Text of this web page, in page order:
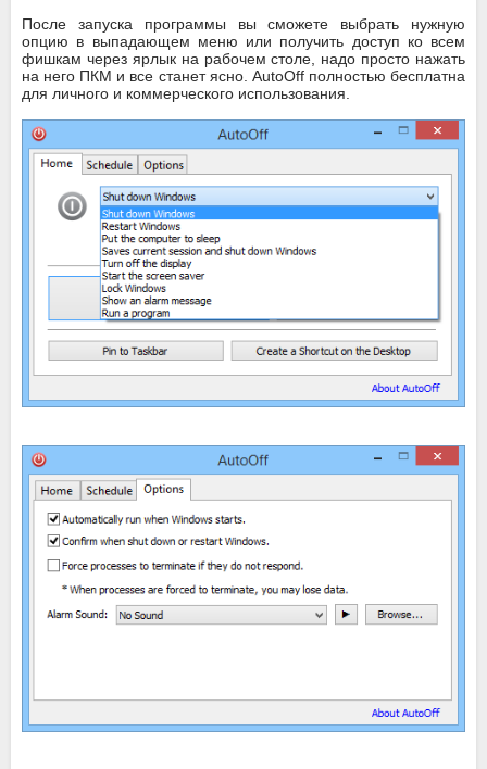
После запуска программы вы сможете выбрать нужную
опцию в выпадающем меню или получить доступ ко всем
фишкам через ярлык на рабочем столе, надо просто нажать
на него ПКМ и все станет ясно. AutoOff полностью бесплатна
для личного и коммерческого использования.